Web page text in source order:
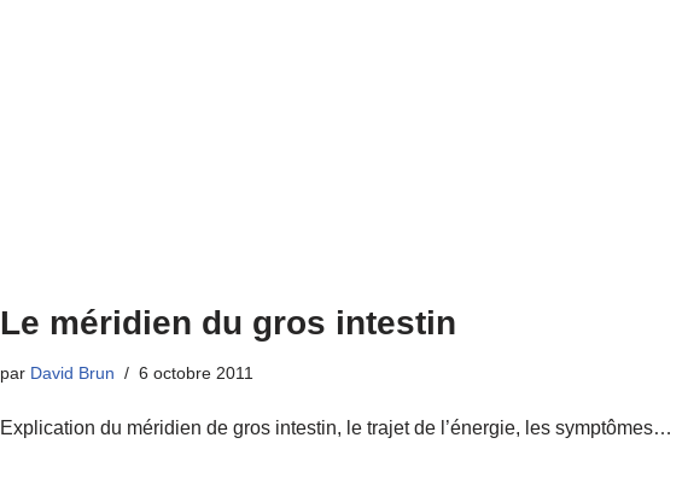
Le méridien du gros intestin
par David Brun 6 octobre 2011
Explication du méridien de gros intestin, le trajet de l’énergie, les symptômes…